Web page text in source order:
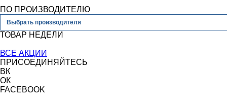
ПО ПРОИЗВОДИТЕЛЮ
Выбрать производителя
ТОВАР НЕДЕЛИ
ВСЕ АКЦИИ
ПРИСОЕДИНЯЙТЕСЬ
ВК
ОК
FACEBOOK